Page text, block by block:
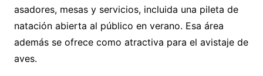
asadores, mesas y servicios, incluida una pileta de
natación abierta al público en verano. Esa área
además se ofrece como atractiva para el avistaje de
aves.